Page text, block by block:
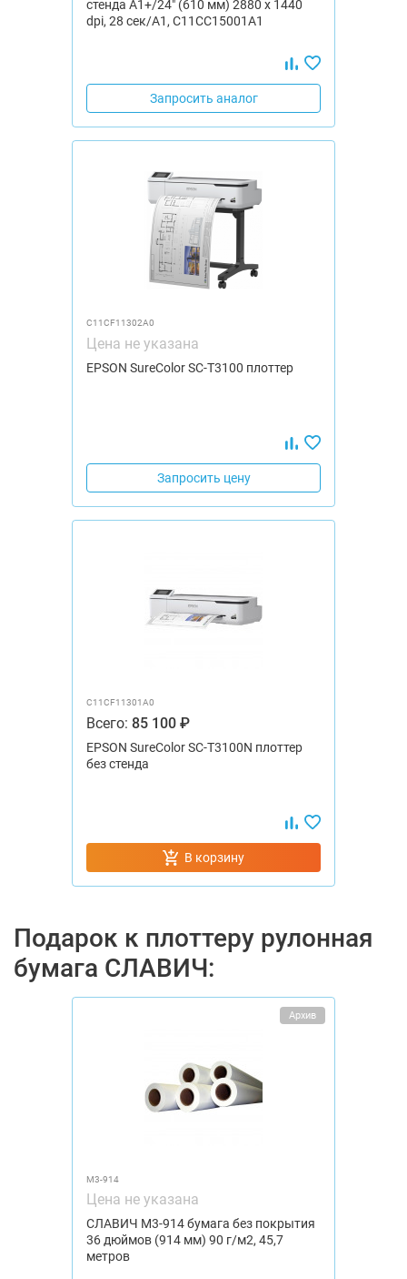
стенда A1+/24" (610 мм) 2880 x 1440
dpi, 28 сек/А1, C11CC15001A1
Запросить аналог
C11CF11302A0
Цена не указана
EPSON SureColor SC-T3100 плоттер
Запросить цену
C11CF11301A0
Всего: 85 100 ₽
EPSON SureColor SC-T3100N плоттер
без стенда
В корзину
Подарок к плоттеру рулонная
бумага СЛАВИЧ:
Архив
М3-914
Цена не указана
СЛАВИЧ М3-914 бумага без покрытия
36 дюймов (914 мм) 90 г/м2, 45,7
метров